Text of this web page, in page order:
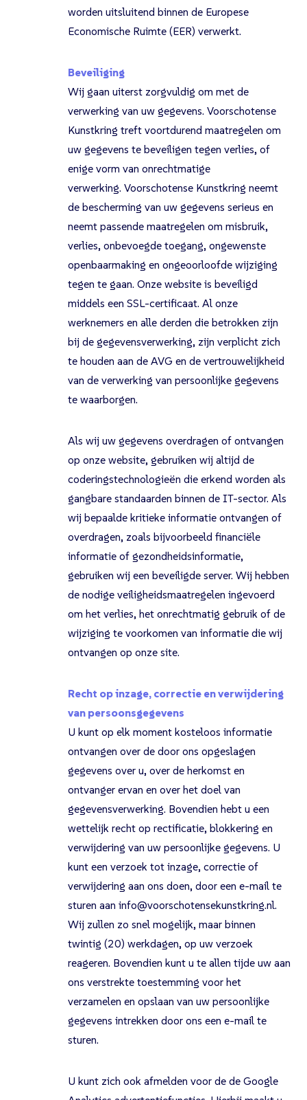
worden uitsluitend binnen de Europese
Economische Ruimte (EER) verwerkt.
Beveiliging
Wij gaan uiterst zorgvuldig om met de
verwerking van uw gegevens. Voorschotense
Kunstkring treft voortdurend maatregelen om
uw gegevens te beveiligen tegen verlies, of
enige vorm van onrechtmatige
verwerking. Voorschotense Kunstkring neemt
de bescherming van uw gegevens serieus en
neemt passende maatregelen om misbruik,
verlies, onbevoegde toegang, ongewenste
openbaarmaking en ongeoorloofde wijziging
tegen te gaan. Onze website is beveiligd
middels een SSL-certificaat. Al onze
werknemers en alle derden die betrokken zijn
bij de gegevensverwerking, zijn verplicht zich
te houden aan de AVG en de vertrouwelijkheid
van de verwerking van persoonlijke gegevens
te waarborgen.
Als wij uw gegevens overdragen of ontvangen
op onze website, gebruiken wij altijd de
coderingstechnologieën die erkend worden als
gangbare standaarden binnen de IT-sector. Als
wij bepaalde kritieke informatie ontvangen of
overdragen, zoals bijvoorbeeld financiële
informatie of gezondheidsinformatie,
gebruiken wij een beveiligde server. Wij hebben
de nodige veiligheidsmaatregelen ingevoerd
om het verlies, het onrechtmatig gebruik of de
wijziging te voorkomen van informatie die wij
ontvangen op onze site.
Recht op inzage, correctie en verwijdering
van persoonsgegevens
U kunt op elk moment kosteloos informatie
ontvangen over de door ons opgeslagen
gegevens over u, over de herkomst en
ontvanger ervan en over het doel van
gegevensverwerking. Bovendien hebt u een
wettelijk recht op rectificatie, blokkering en
verwijdering van uw persoonlijke gegevens. U
kunt een verzoek tot inzage, correctie of
verwijdering aan ons doen, door een e-mail te
sturen aan info@voorschotensekunstkring.nl.
Wij zullen zo snel mogelijk, maar binnen
twintig (20) werkdagen, op uw verzoek
reageren. Bovendien kunt u te allen tijde uw aan
ons verstrekte toestemming voor het
verzamelen en opslaan van uw persoonlijke
gegevens intrekken door ons een e-mail te
sturen.
U kunt zich ook afmelden voor de de Google